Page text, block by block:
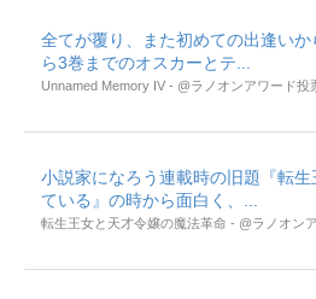
全てが覆り、また初めての出逢い
ら3巻までのオスカーとテ...
Unnamed Memory IV - @ラノオンアワード投
小説家になろう連載時の旧題『転
ている』の時から面白く、...
転生王女と天才令嬢の魔法革命 - @ラノオン